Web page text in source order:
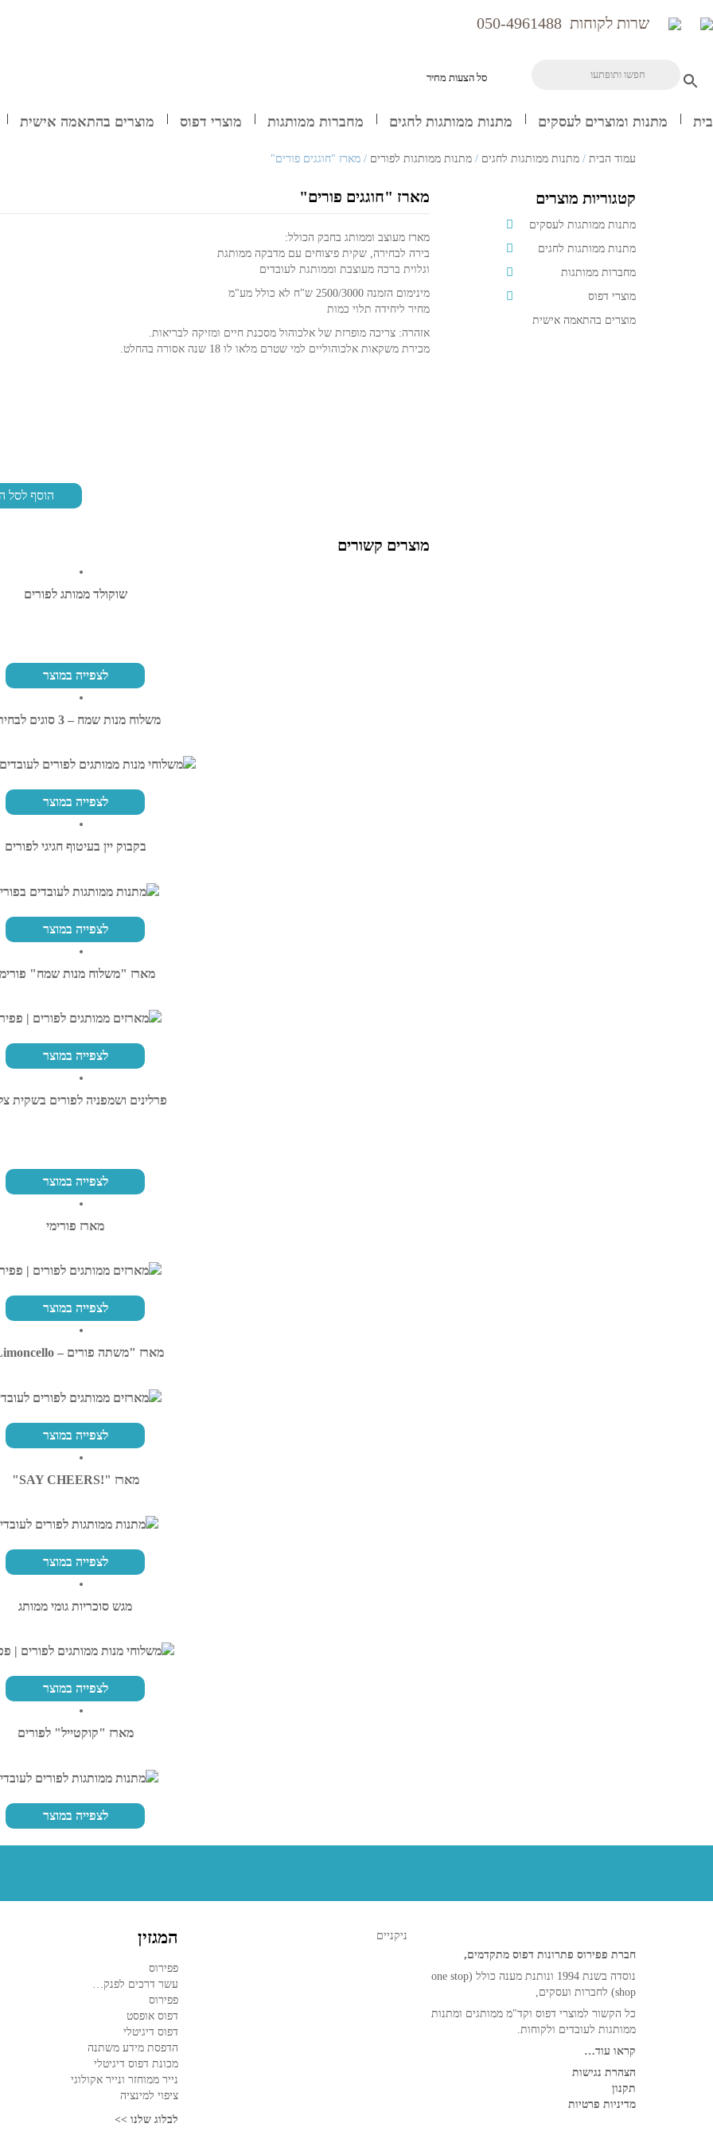
שרות לקוחות
סל הצעות מחיר
בית מתנות ומוצרים לעסקים מתנות ממותגות לחגים מחברות ממותגות מוצרי דפוס מוצרים בהתאמה אישית
עמוד הבית / מתנות ממותגות לחגים / מתנות ממותגות לפורים / מארז "חוגגים פורים"
קטגוריות מוצרים
מתנות ממותגות לעסקים
מתנות ממותגות לחגים
מחברות ממותגות
מוצרי דפוס
מוצרים בהתאמה אישית
מארז "חוגגים פורים"
מארז מעוצב וממותג בחבק הכולל:
בירה לבחירה, שקית פיצוחים עם מדבקה ממותגת
וגלוית ברכה מעוצבת וממותגת לעובדים
מינימום הזמנה 2500/3000 ש"ח לא כולל מע"מ
מחיר ליחידה תלוי כמות
אזהרה: צריכה מופרזת של אלכוהול מסכנת חיים ומזיקה לבריאות.
מכירת משקאות אלכוהוליים למי שטרם מלאו לו 18 שנה אסורה בהחלט.
הוסף לסל
מוצרים קשורים
שוקולד ממותג לפורים
לצפייה במוצר
משלוח מנות שמח – 3 סוגים לבחירה
לצפייה במוצר
בקבוק יין בעיטוף חגיגי לפורים
לצפייה במוצר
מארז "משלוח מנות שמח"
לצפייה במוצר
פרלינים ושמפניה לפורים בשקית
לצפייה במוצר
מארז פורימי
לצפייה במוצר
מארז "משתה פורים – Limoncello"
לצפייה במוצר
מארז "!SAY CHEERS"
לצפייה במוצר
מגש סוכריות גומי ממותג
לצפייה במוצר
מארז "קוקטייל" לפורים
לצפייה במוצר
חברת פפירוס פתרונות דפוס מתקדמים,
נוסדה בשנת 1994 ונותנת מענה כולל (one stop
shop) לחברות ועסקים,
כל הקשור למוצרי דפוס וקד"מ ממותגים ומתנות
ממותגות לעובדים ולקוחות.
קראו עוד…
הצהרת נגישות
תקנון
מדיניות פרטיות
ניקניים המגזין
פפירוס
עשר דרכים לפנק…
פפירוס
דפוס אופסט
דפוס דיגיטלי
הדפסת מידע משתנה
מכונת דפוס דיגיטלי
נייר ממוחזר ונייר אקולוגי
ציפוי למינציה
לבלוג שלנו >>